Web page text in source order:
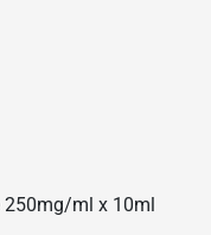
250mg/ml x 10ml